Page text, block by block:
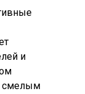
и
смелым